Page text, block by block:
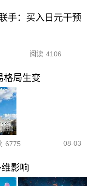
手：买入日元干预
阅读 4106
格局生变
6775 08-03
影响